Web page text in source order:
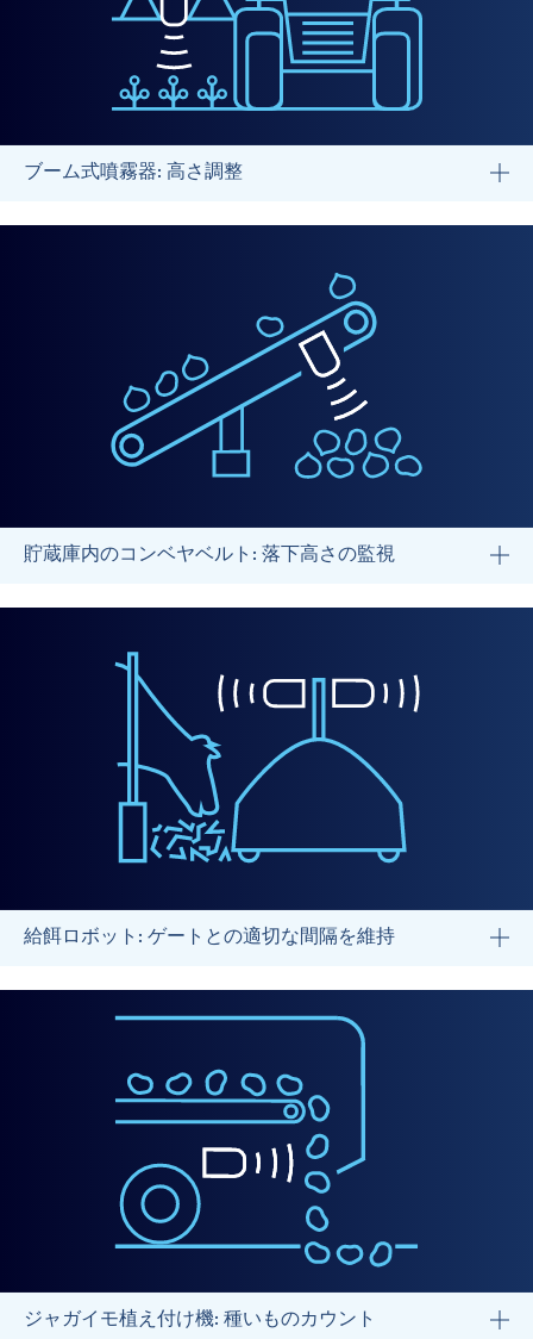
ブーム式噴霧器: 高さ調整
貯蔵庫内のコンベヤベルト: 落下高さの監視
給餌ロボット: ゲートとの適切な間隔を維持
ジャガイモ植え付け機: 種いものカウント